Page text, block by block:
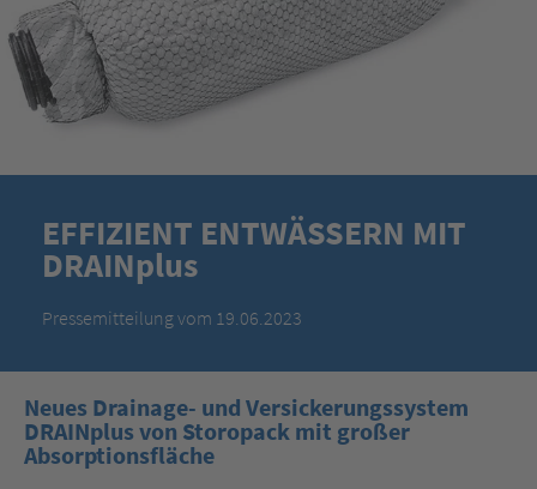
EFFIZIENT ENTWÄSSERN MIT
DRAINplus
Pressemitteilung vom 19.06.2023
Neues Drainage- und Versickerungssystem
DRAINplus von Storopack mit großer
Absorptionsfläche